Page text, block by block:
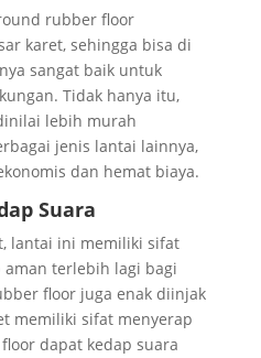
rubber floor
karet, sehingga bisa di
sangat baik untuk
Tidak hanya itu,
lebih murah
jenis lantai lainnya,
dan hemat biaya.
Suara
lantai ini memiliki sifat
terlebih lagi bagi
floor juga enak diinjak
memiliki sifat menyerap
dapat kedap suara